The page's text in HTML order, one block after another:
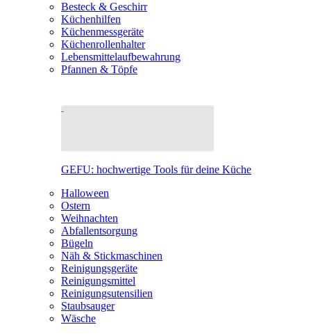
Besteck & Geschirr
Küchenhilfen
Küchenmessgeräte
Küchenrollenhalter
Lebensmittelaufbewahrung
Pfannen & Töpfe
GEFU: hochwertige Tools für deine Küche
Halloween
Ostern
Weihnachten
Abfallentsorgung
Bügeln
Näh & Stickmaschinen
Reinigungsgeräte
Reinigungsmittel
Reinigungsutensilien
Staubsauger
Wäsche